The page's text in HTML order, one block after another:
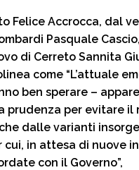
Felice Accrocca, dal
Pasquale
di Cerreto Sannita
come “L’attuale
ben sperare –
per evitare il
dalle varianti
in attesa di nuove
con il Governo”,